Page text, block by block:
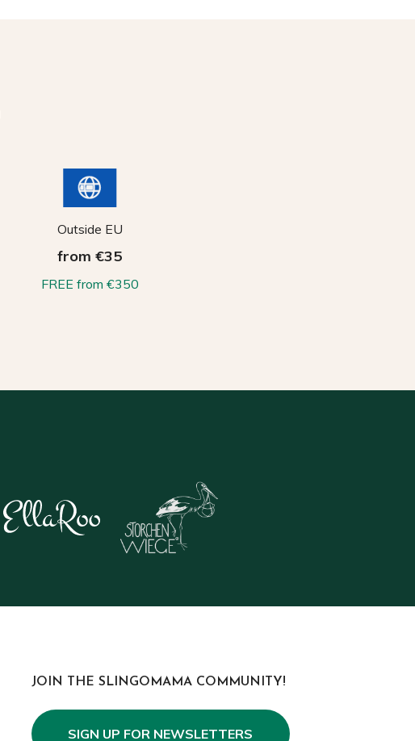
Outside EU
from €35
FREE from €350
JOIN THE SLINGOMAMA COMMUNITY!
SIGN UP FOR NEWSLETTERS